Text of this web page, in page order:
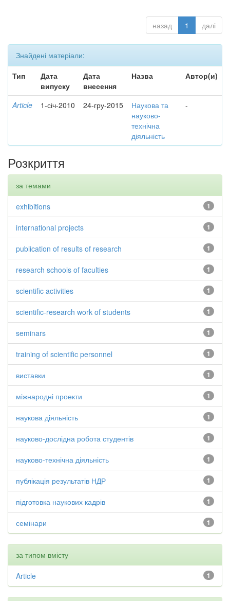
назад 1 далі
Знайдені матеріали:
Тип
Дата
випуску
Дата
внесення
Назва Автор(и)
Article 1-січ-2010 24-гру-2015
Наукова та
науково-
технічна
діяльність
-
Розкриття
за темами
1
exhibitions
1
international projects
1
publication of results of research
1
research schools of faculties
1
scientific activities
1
scientific-research work of students
1
seminars
1
training of scientific personnel
1
виставки
1
міжнародні проекти
1
наукова діяльність
1
науково-дослідна робота студентів
1
науково-технічна діяльність
1
публікація результатів НДР
1
підготовка наукових кадрів
1
семінари
за типом вмісту
1
Article